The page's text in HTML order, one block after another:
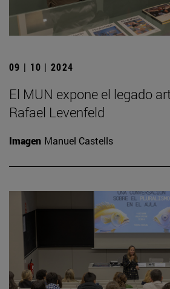
09 | 10 | 2024
El MUN expone el legado
Rafael Levenfeld
Imagen Manuel Castells